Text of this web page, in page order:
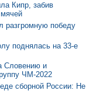
Кипр, забив
разгромную победу
поднялась на 33-е
Словению и
ЧМ-2022
сборной России: Не